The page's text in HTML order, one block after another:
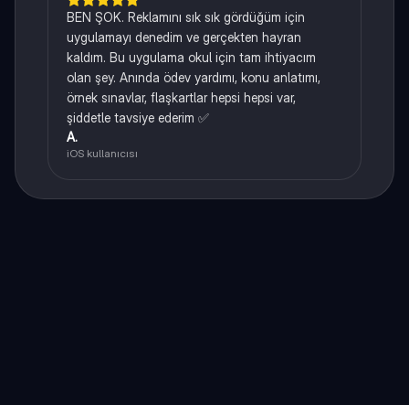
BEN ŞOK. Reklamını sık sık gördüğüm için
uygulamayı denedim ve gerçekten hayran
kaldım. Bu uygulama okul için tam ihtiyacım
olan şey. Anında ödev yardımı, konu anlatımı,
örnek sınavlar, flaşkartlar hepsi hepsi var,
şiddetle tavsiye ederim ✅
A.
iOS kullanıcısı